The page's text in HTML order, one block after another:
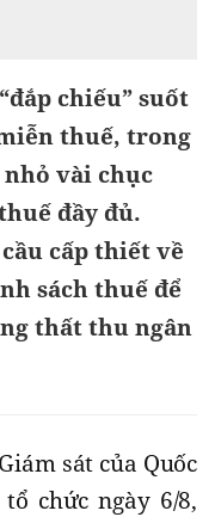
chiếu” suốt
thuế, trong
vài chục
đầy đủ.
cấp thiết về
sách thuế để
thất thu ngân
sát của Quốc
chức ngày 6/8,